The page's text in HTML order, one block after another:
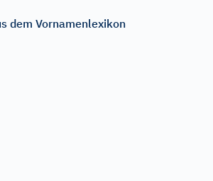
dem Vornamenlexikon